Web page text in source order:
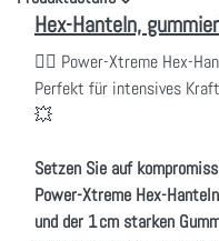
Hex-Hanteln,
🏋️‍♀️ Power-Xtreme Hex-
Perfekt für intensives
💥
Setzen Sie auf
Power-Xtreme Hex-
und der 1 cm starken